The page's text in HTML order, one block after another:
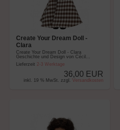
Create Your Dream Doll -
Clara
Create Your Dream Doll - Clara
Geschichte und Design von Cécil...
Lieferzeit 2-3 Werktage
36,00 EUR
inkl. 19 % MwSt. zzgl.Versandkosten